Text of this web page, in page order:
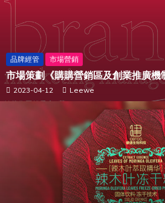
品牌經管 市場營銷
市場策劃《購購營銷區及創業推廣機
2023-04-12 Leewe